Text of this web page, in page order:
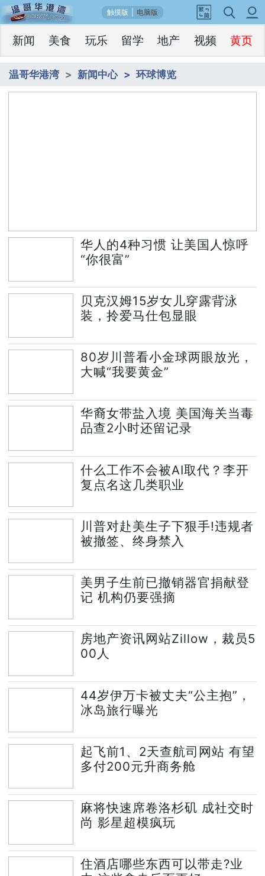
触摸版 电脑版
新闻 美食 玩乐 留学 地产 视频 黄页
温哥华港湾 新闻中心 环球博览
华人的4种习惯 让美国人惊呼
“你很富”
贝克汉姆15岁女儿穿露背泳
装，拎爱马仕包显眼
80岁川普看小金球两眼放光，
大喊“我要黄金”
华裔女带盐入境 美国海关当毒
品查2小时还留记录
什么工作不会被AI取代？李开
复点名这几类职业
川普对赴美生子下狠手!违规者
被撤签、终身禁入
美男子生前已撤销器官捐献登
记 机构仍要强摘
房地产资讯网站Zillow，裁员5
00人
44岁伊万卡被丈夫“公主抱”，
冰岛旅行曝光
起飞前1、2天查航司网站 有望
多付200元升商务舱
麻将快速席卷洛杉矶 成社交时
尚 影星超模疯玩
住酒店哪些东西可以带走?业